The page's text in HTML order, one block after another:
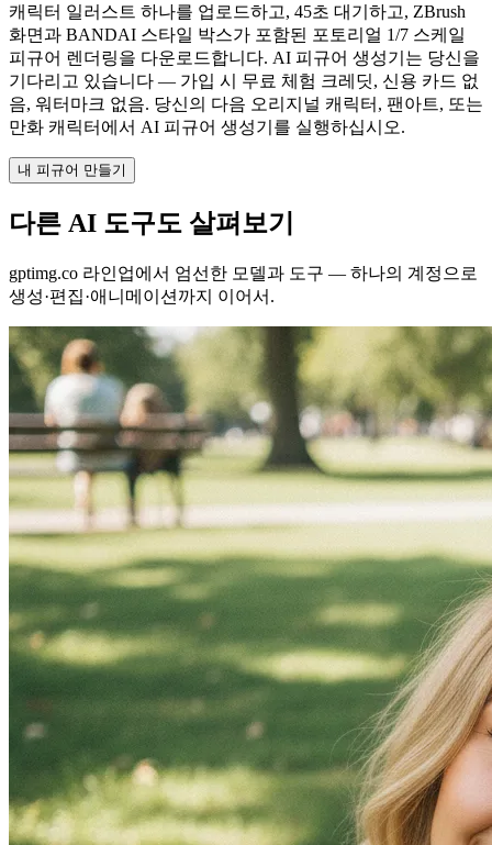
캐릭터 일러스트 하나를 업로드하고, 45초 대기하고, ZBrush
화면과 BANDAI 스타일 박스가 포함된 포토리얼 1/7 스케일
피규어 렌더링을 다운로드합니다. AI 피규어 생성기는 당신을
기다리고 있습니다 — 가입 시 무료 체험 크레딧, 신용 카드 없
음, 워터마크 없음. 당신의 다음 오리지널 캐릭터, 팬아트, 또는
만화 캐릭터에서 AI 피규어 생성기를 실행하십시오.
내 피규어 만들기
다른 AI 도구도 살펴보기
gptimg.co 라인업에서 엄선한 모델과 도구 — 하나의 계정으로
생성·편집·애니메이션까지 이어서.